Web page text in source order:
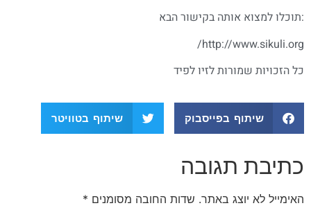
:תוכלו למצוא אותה בקישור הבא
http://www.sikuli.org/
כל הזכויות שמורות לזיו לפיד
שיתוף בפייסבוק שיתוף בטוויטר
כתיבת תגובה
האימייל לא יוצג באתר. שדות החובה מסומנים *